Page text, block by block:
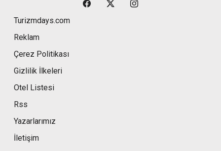
Turizmdays.com
Reklam
Çerez Politikası
Gizlilik İlkeleri
Otel Listesi
Rss
Yazarlarımız
İletişim